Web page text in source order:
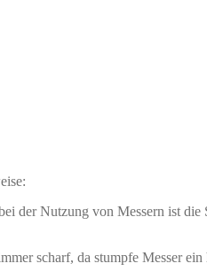
der Nutzung von Messern ist
scharf, da stumpfe Messer